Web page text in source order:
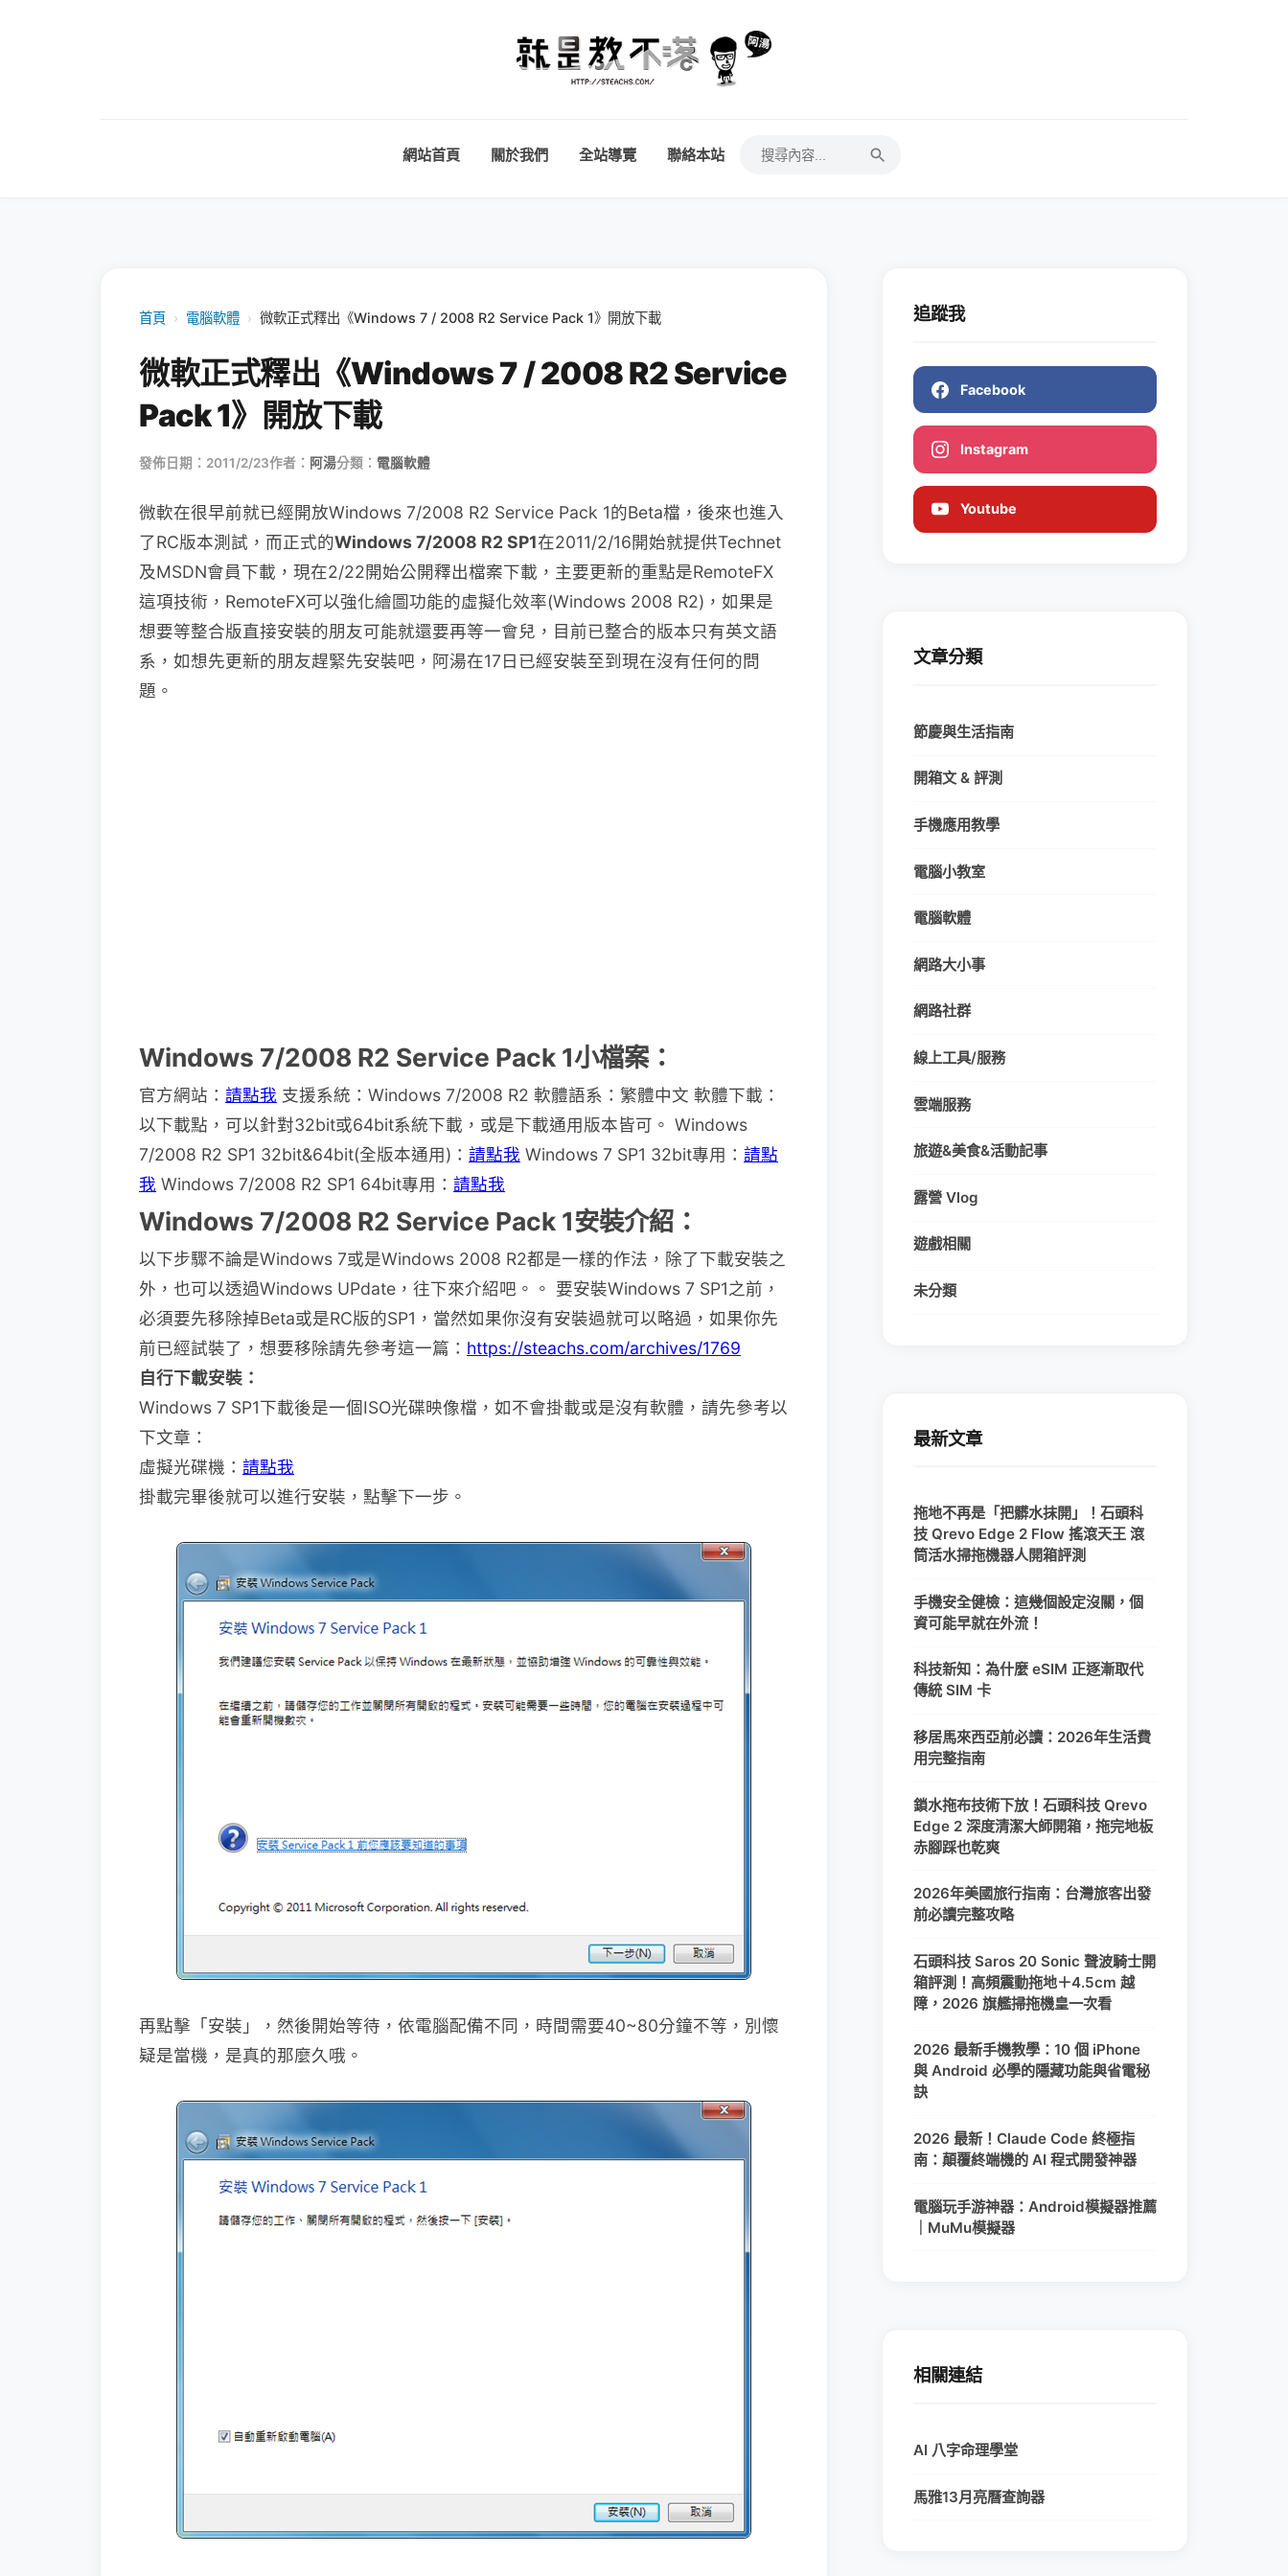
網站首頁 關於我們 全站導覽 聯絡本站
首頁 › 電腦軟體 › 微軟正式釋出《Windows 7 / 2008 R2 Service Pack 1》開放下載
微軟正式釋出《Windows 7 / 2008 R2 Service
Pack 1》開放下載
發佈日期：2011/2/23作者： 阿湯分類： 電腦軟體
微軟在很早前就已經開放Windows 7/2008 R2 Service Pack 1的Beta檔，後來也進入
了RC版本測試，而正式的Windows 7/2008 R2 SP1在2011/2/16開始就提供Technet
及MSDN會員下載，現在2/22開始公開釋出檔案下載，主要更新的重點是RemoteFX
這項技術，RemoteFX可以強化繪圖功能的虛擬化效率(Windows 2008 R2)，如果是
想要等整合版直接安裝的朋友可能就還要再等一會兒，目前已整合的版本只有英文語
系，如想先更新的朋友趕緊先安裝吧，阿湯在17日已經安裝至到現在沒有任何的問
題。
Windows 7/2008 R2 Service Pack 1小檔案：
官方網站： 請點我 支援系統：Windows 7/2008 R2 軟體語系：繁體中文 軟體下載：
以下載點，可以針對32bit或64bit系統下載，或是下載通用版本皆可。 Windows
7/2008 R2 SP1 32bit&64bit(全版本通用)： 請點我 Windows 7 SP1 32bit專用： 請點
我 Windows 7/2008 R2 SP1 64bit專用： 請點我
Windows 7/2008 R2 Service Pack 1安裝介紹：
以下步驟不論是Windows 7或是Windows 2008 R2都是一樣的作法，除了下載安裝之
外，也可以透過Windows UPdate，往下來介紹吧。。 要安裝Windows 7 SP1之前，
必須要先移除掉Beta或是RC版的SP1，當然如果你沒有安裝過就可以略過，如果你先
前已經試裝了，想要移除請先參考這一篇： https://steachs.com/archives/1769
自行下載安裝：
Windows 7 SP1下載後是一個ISO光碟映像檔，如不會掛載或是沒有軟體，請先參考以
下文章：
虛擬光碟機： 請點我
掛載完畢後就可以進行安裝，點擊下一步。
再點擊「安裝」，然後開始等待，依電腦配備不同，時間需要40~80分鐘不等，別懷
疑是當機，是真的那麼久哦。
追蹤我
Facebook
Instagram
Youtube
文章分類
節慶與生活指南
開箱文 & 評測
手機應用教學
電腦小教室
電腦軟體
網路大小事
網路社群
線上工具/服務
雲端服務
旅遊&美食&活動記事
露營 Vlog
遊戲相關
未分類
最新文章
拖地不再是「把髒水抹開」！石頭科
技 Qrevo Edge 2 Flow 搖滾天王 滾
筒活水掃拖機器人開箱評測
手機安全健檢：這幾個設定沒關，個
資可能早就在外流！
科技新知：為什麼 eSIM 正逐漸取代
傳統 SIM 卡
移居馬來西亞前必讀：2026年生活費
用完整指南
鎖水拖布技術下放！石頭科技 Qrevo
Edge 2 深度清潔大師開箱，拖完地板
赤腳踩也乾爽
2026年美國旅行指南：台灣旅客出發
前必讀完整攻略
石頭科技 Saros 20 Sonic 聲波騎士開
箱評測！高頻震動拖地＋4.5cm 越
障，2026 旗艦掃拖機皇一次看
2026 最新手機教學：10 個 iPhone
與 Android 必學的隱藏功能與省電秘
訣
2026 最新！Claude Code 終極指
南：顛覆終端機的 AI 程式開發神器
電腦玩手游神器：Android模擬器推薦
｜MuMu模擬器
相關連結
AI 八字命理學堂
馬雅13月亮曆查詢器